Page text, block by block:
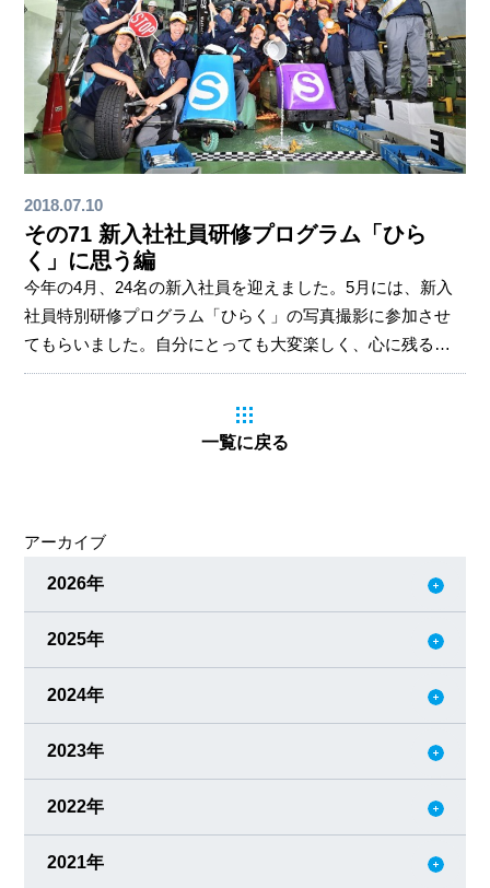
2018.07.10
その71 新入社社員研修プログラム「ひら
く」に思う編
今年の4月、24名の新入社員を迎えました。5月には、新入
社員特別研修プログラム「ひらく」の写真撮影に参加させ
てもらいました。自分にとっても大変楽しく、心に残る経
験でした。今月は、この「ひらく」について感じたことを
のことでした。話を聞いた時、「何やら面白そうな企画、
こざ、会社を辞める人たち、職層別の飲み会も減っている
と聞いていました。今年の方針に「理念の徹底」を入れた
一覧に戻る
アーカイブ
2026年
2025年
2024年
2023年
2022年
2021年